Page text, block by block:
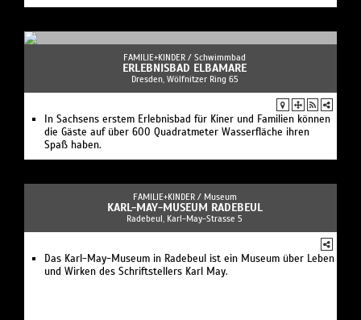
FAMILIE+KINDER / Schwimmbad
ERLEBNISBAD ELBAMARE
Dresden, Wölfnitzer Ring 65
In Sachsens erstem Erlebnisbad für Kiner und Familien können
die Gäste auf über 600 Quadratmeter Wasserfläche ihren
Spaß haben.
FAMILIE+KINDER / Museum
KARL-MAY-MUSEUM RADEBEUL
Radebeul, Karl-May-Strasse 5
Das Karl-May-Museum in Radebeul ist ein Museum über Leben
und Wirken des Schriftstellers Karl May.